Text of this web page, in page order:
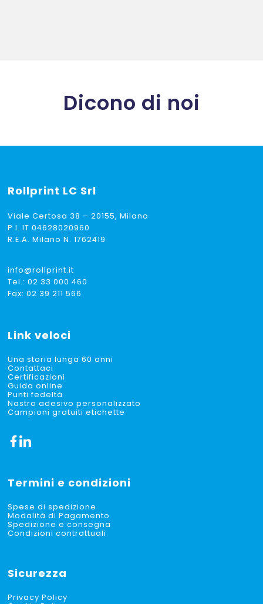
Dicono di noi
Rollprint LC Srl
Viale Certosa 38 – 20155, Milano
P.I. IT 04628020960
R.E.A. Milano N. 1762419
info@rollprint.it
Tel.:02 33 000 460
Fax: 02 39 211 566
Link veloci
Una storia lunga 60 anni
Contattaci
Certificazioni
Guida online
Punti fedeltà
Nastro adesivo personalizzato
Campioni gratuiti etichette
Termini e condizioni
Spese di spedizione
Modalità di Pagamento
Spedizione e consegna
Condizioni contrattuali
Sicurezza
Privacy Policy